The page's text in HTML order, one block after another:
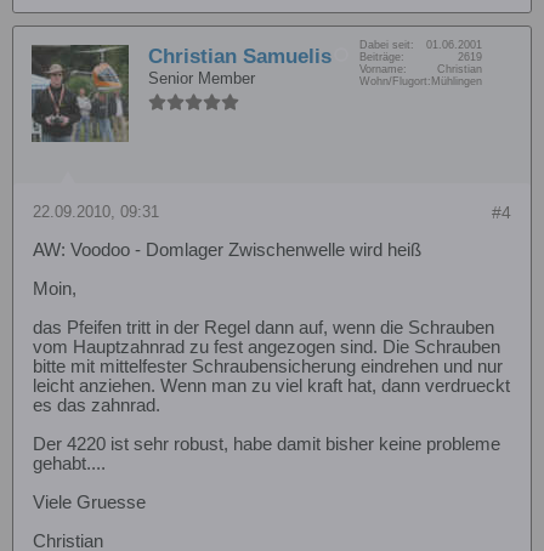
Christian Samuelis
Senior Member
Dabei seit:
01.06.2001
Beiträge:
2619
Vorname:
Christian
Wohn/Flugort: Mühlingen
#4
22.09.2010, 09:31
AW: Voodoo - Domlager Zwischenwelle wird heiß
Moin,
das Pfeifen tritt in der Regel dann auf, wenn die Schrauben
vom Hauptzahnrad zu fest angezogen sind. Die Schrauben
bitte mit mittelfester Schraubensicherung eindrehen und nur
leicht anziehen. Wenn man zu viel kraft hat, dann verdrueckt
es das zahnrad.
Der 4220 ist sehr robust, habe damit bisher keine probleme
gehabt....
Viele Gruesse
Christian